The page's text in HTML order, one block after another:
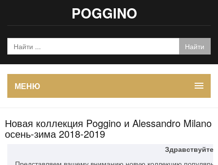
POGGINO
МЕНЮ
Новая коллекция Poggino и Alessandro Milano
осень-зима 2018-2019
Здравствуйте!